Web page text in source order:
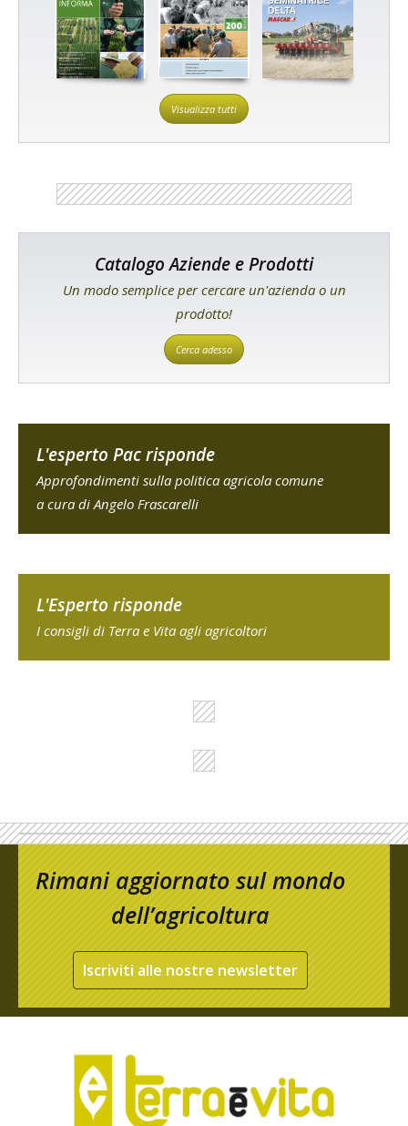
Visualizza tutti
Catalogo Aziende e Prodotti
Un modo semplice per cercare un'azienda o un
prodotto!
Cerca adesso
L'esperto Pac risponde
Approfondimenti sulla politica agricola comune
a cura di Angelo Frascarelli
L'Esperto risponde
I consigli di Terra e Vita agli agricoltori
Rimani aggiornato sul mondo
dell’agricoltura
Iscriviti alle nostre newsletter